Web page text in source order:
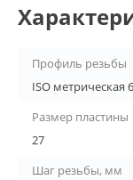
Профиль резьбы
ISO метрическая
Размер пластины
27
Шаг резьбы, мм